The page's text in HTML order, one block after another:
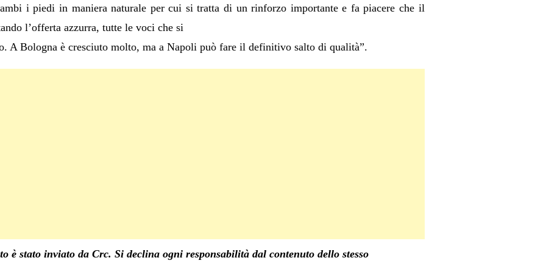
i piedi in maniera naturale per cui si tratta di un rinforzo importante e fa piacere che il
l’offerta azzurra, tutte le voci che si
A Bologna è cresciuto molto, ma a Napoli può fare il definitivo salto di qualità”.
è stato inviato da Crc. Si declina ogni responsabilità dal contenuto dello stesso